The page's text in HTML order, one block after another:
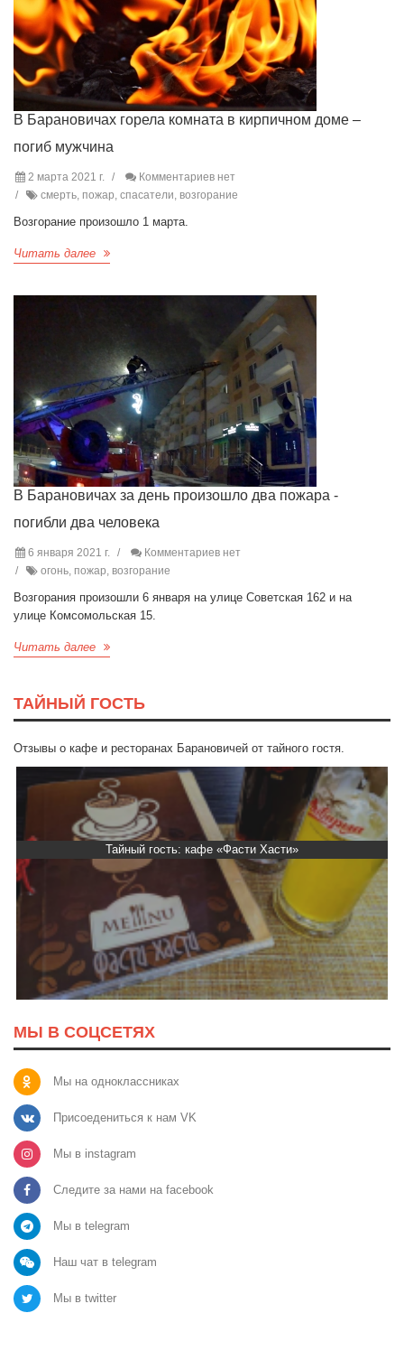
В Барановичах горела комната в кирпичном доме –
погиб мужчина
2 марта 2021 г.
Комментариев нет
смерть, пожар, спасатели, возгорание
Возгорание произошло 1 марта.
Читать далее
В Барановичах за день произошло два пожара -
погибли два человека
6 января 2021 г.
Комментариев нет
огонь, пожар, возгорание
Возгорания произошли 6 января на улице Советская 162 и на
улице Комсомольская 15.
Читать далее
ТАЙНЫЙ ГОСТЬ
Отзывы о кафе и ресторанах Барановичей от тайного гостя.
Тайный гость: кафе «Автограф»
МЫ В СОЦСЕТЯХ
Мы на одноклассниках
Присоедениться к нам VK
Мы в instagram
Следите за нами на facebook
Мы в telegram
Наш чат в telegram
Мы в twitter